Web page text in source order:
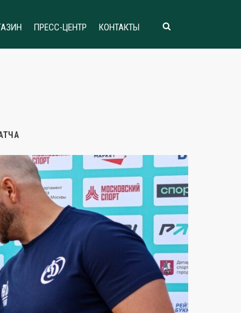
ПРЕСС-ЦЕНТР КОНТАКТЫ